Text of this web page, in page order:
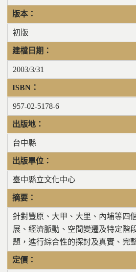
版本：
初版
建檔日期：
2003/3/31
ISBN：
957-02-5178-6
出版地：
台中縣
出版單位：
臺中縣立文化中心
摘要：
針對豐原、大甲、大里、內埔等四
展、經濟脈動、空間變遷及特定階
題，進行綜合性的探討及真實、完
定價：